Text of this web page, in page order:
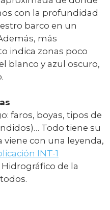
con la profundidad
barco en un
más
indica zonas poco
blanco y azul oscuro,
faros, boyas, tipos de
Todo tiene su
viene con una leyenda,
INT-1
de la